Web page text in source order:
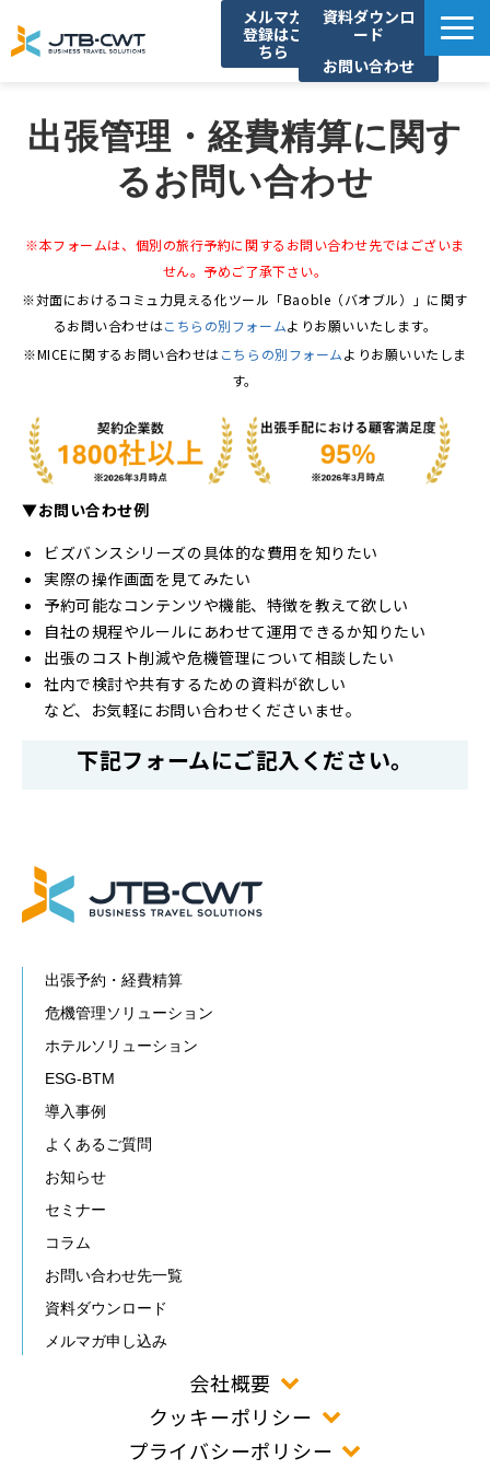
メルマガ
登録はこ
ちら
資料ダウンロ
ード
お問い合わせ
ソリューション紹介
導入事例
お知らせ
よくあるご質問
出張管理・経費精算に関す
るお問い合わせ
※本フォームは、個別の旅行予約に関するお問い合わせ先ではございま
せん。予めご了承下さい。
※対面におけるコミュ力見える化ツール「Baoble（バオブル）」に関す
るお問い合わせはこちらの別フォームよりお願いいたします。
※MICEに関するお問い合わせはこちらの別フォームよりお願いいたしま
す。
▼お問い合わせ例
ビズバンスシリーズの具体的な費用を知りたい
実際の操作画面を見てみたい
予約可能なコンテンツや機能、特徴を教えて欲しい
自社の規程やルールにあわせて運用できるか知りたい
出張のコスト削減や危機管理について相談したい
社内で検討や共有するための資料が欲しい
など、お気軽にお問い合わせくださいませ。
下記フォームにご記入ください。
出張予約・経費精算
危機管理ソリューション
ホテルソリューション
ESG-BTM
導入事例
よくあるご質問
お知らせ
セミナー
コラム
お問い合わせ先一覧
資料ダウンロード
メルマガ申し込み
会社概要
クッキーポリシー
プライバシーポリシー